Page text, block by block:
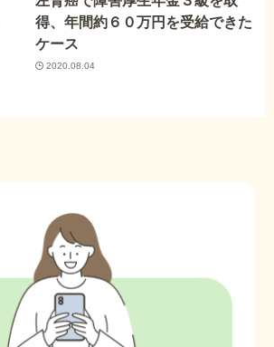
得、年間約６０万円を受給できた
ケース
2020.08.04